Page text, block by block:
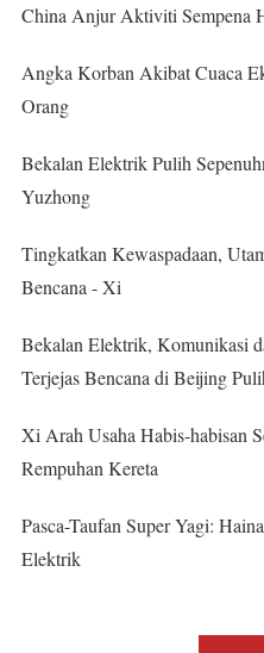
China Anjur Aktiviti Sempena
Angka Korban Akibat Cuaca
Orang
Bekalan Elektrik Pulih
Yuzhong
Tingkatkan Kewaspadaan,
Bencana - Xi
Bekalan Elektrik, Komunikasi
Terjejas Bencana di Beijing
Xi Arah Usaha Habis-habisan
Rempuhan Kereta
Pasca-Taufan Super Yagi:
Elektrik